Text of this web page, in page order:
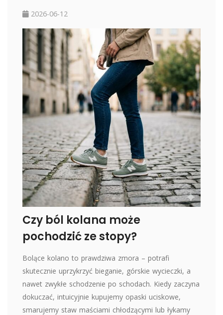
2026-06-12
Czy ból kolana może
pochodzić ze stopy?
Bolące kolano to prawdziwa zmora – potrafi
skutecznie uprzykrzyć bieganie, górskie wycieczki, a
nawet zwykłe schodzenie po schodach. Kiedy zaczyna
dokuczać, intuicyjnie kupujemy opaski uciskowe,
smarujemy staw maściami chłodzącymi lub łykamy